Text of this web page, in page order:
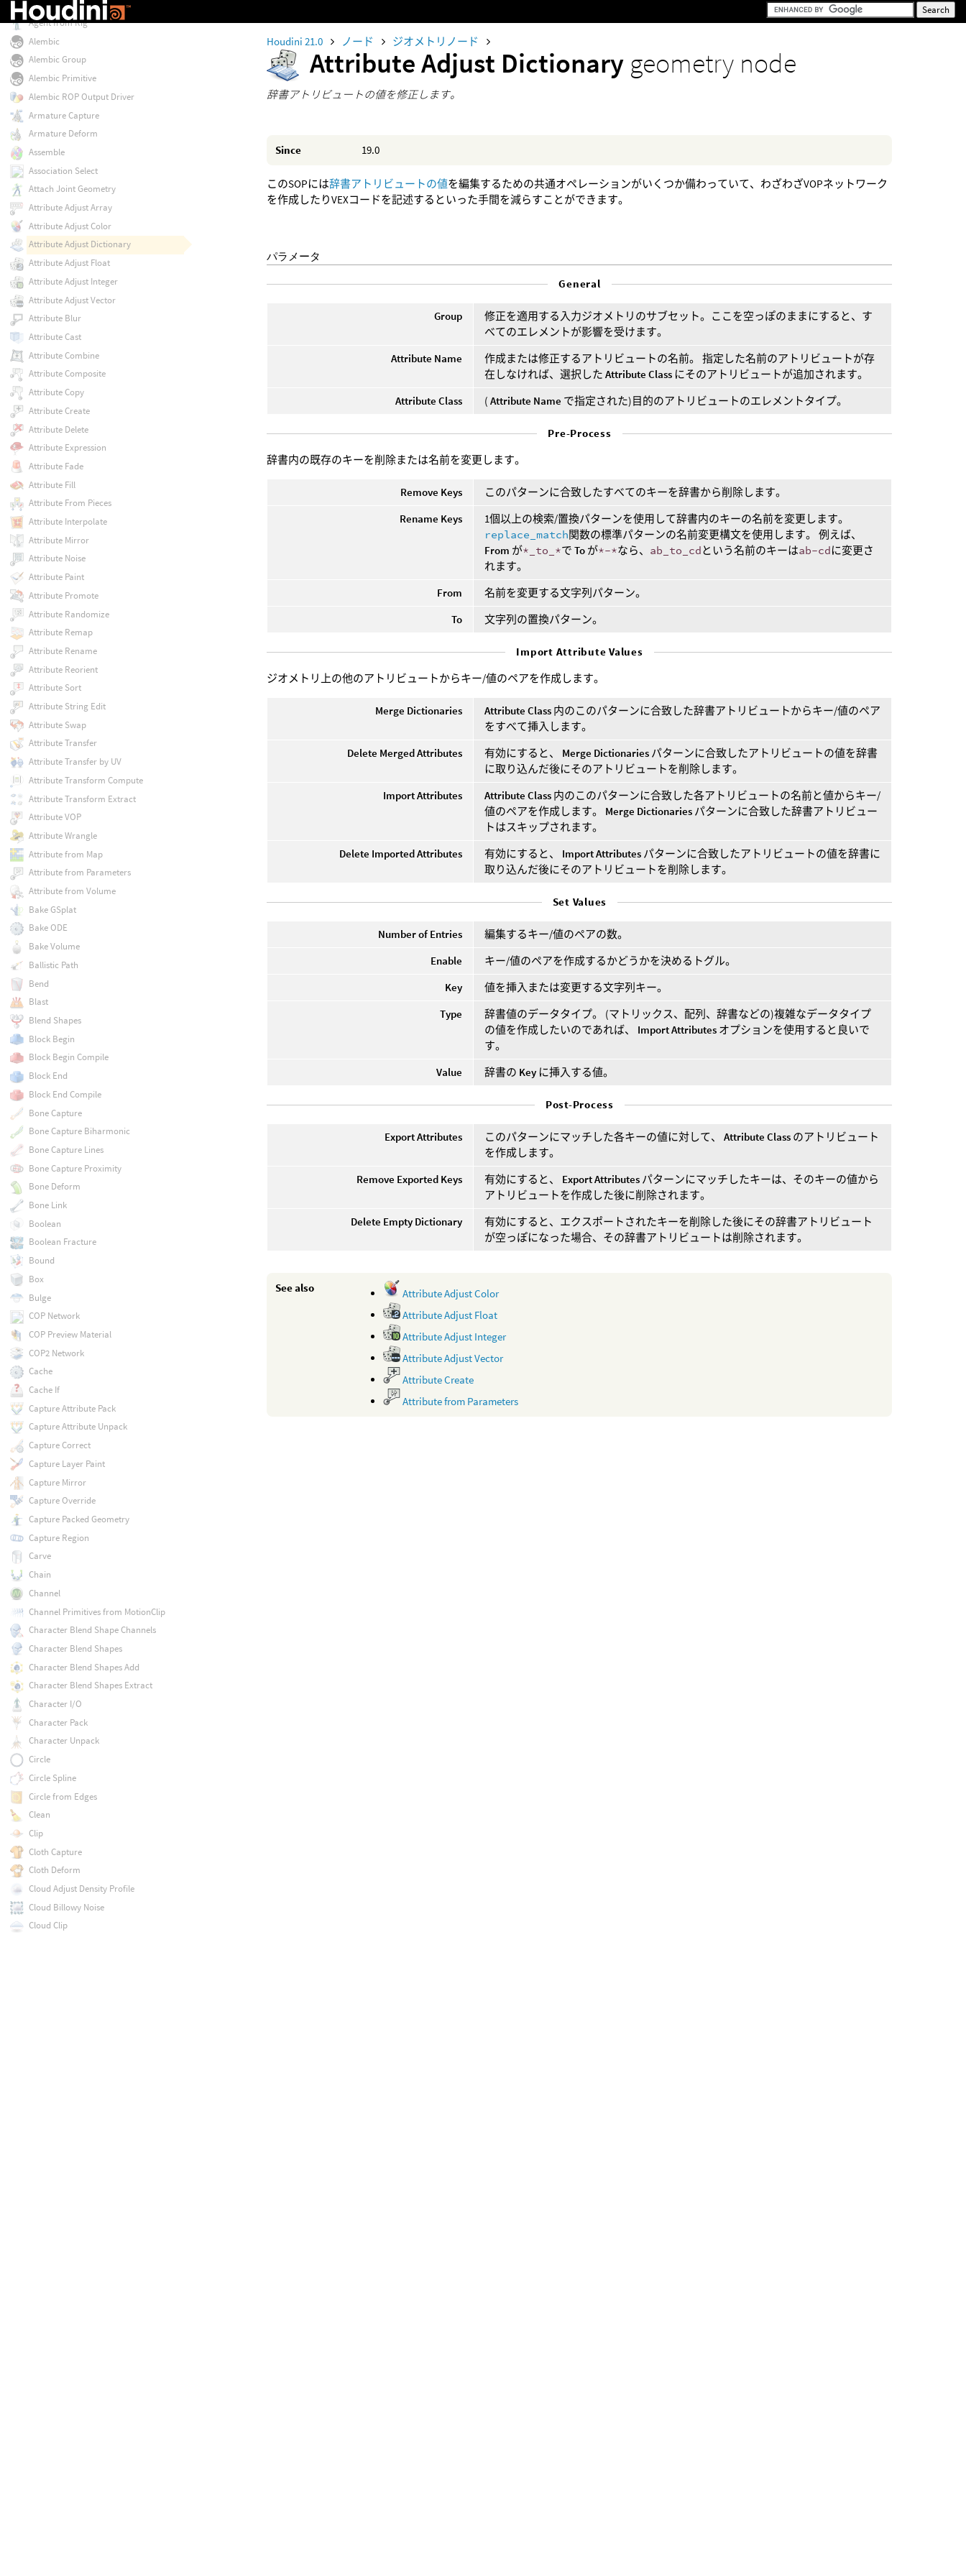
Houdini 21.0 ノード ジオメトリノード
Attribute Adjust Dictionary geometry node
辞書アトリビュートの値を修正します。
Since 19.0
このSOPには辞書アトリビュートの値を編集するための共通オペレーションがいくつか備わっていて、わざわざVOPネットワーク
を作成したりVEXコードを記述するといった手間を減らすことができます。
パラメータ
General
Group
修正を適用する入力ジオメトリのサブセット。ここを空っぽのままにすると、す
べてのエレメントが影響を受けます。
Attribute Name
作成または修正するアトリビュートの名前。 指定した名前のアトリビュートが存
在しなければ、選択したAttribute Class にそのアトリビュートが追加されます。
Attribute Class
(Attribute Name で指定された)目的のアトリビュートのエレメントタイプ。
Pre-Process
辞書内の既存のキーを削除または名前を変更します。
Remove Keys
このパターンに合致したすべてのキーを辞書から削除します。
Rename Keys
1個以上の検索/置換パターンを使用して辞書内のキーの名前を変更します。
replace_match関数の標準パターンの名前変更構文を使用します。 例えば、
From が*_to_*でTo が*-*なら、 ab_to_cdという名前のキーはab-cdに変更さ
れます。
From
名前を変更する文字列パターン。
To
文字列の置換パターン。
Import Attribute Values
ジオメトリ上の他のアトリビュートからキー/値のペアを作成します。
Merge Dictionaries Attribute Class 内のこのパターンに合致した辞書アトリビュートからキー/値のペア
をすべて挿入します。
Delete Merged Attributes
有効にすると、 Merge Dictionaries パターンに合致したアトリビュートの値を辞書
に取り込んだ後にそのアトリビュートを削除します。
Import Attributes
Attribute Class 内のこのパターンに合致した各アトリビュートの名前と値からキー/
値のペアを作成します。 Merge Dictionaries パターンに合致した辞書アトリビュー
トはスキップされます。
Delete Imported Attributes
有効にすると、 Import Attributes パターンに合致したアトリビュートの値を辞書に
取り込んだ後にそのアトリビュートを削除します。
Set Values
Number of Entries
編集するキー/値のペアの数。
Enable
キー/値のペアを作成するかどうかを決めるトグル。
Key
値を挿入または変更する文字列キー。
Type
辞書値のデータタイプ。 (マトリックス、配列、辞書などの)複雑なデータタイプ
の値を作成したいのであれば、 Import Attributes オプションを使用すると良いで
す。
Value
辞書の Key に挿入する値。
Post-Process
Export Attributes このパターンにマッチした各キーの値に対して、Attribute Class のアトリビュート
を作成します。
Remove Exported Keys
有効にすると、 Export Attributes パターンにマッチしたキーは、そのキーの値から
アトリビュートを作成した後に削除されます。
Delete Empty Dictionary
有効にすると、エクスポートされたキーを削除した後にその辞書アトリビュート
が空っぽになった場合、その辞書アトリビュートは削除されます。
See also
Attribute Adjust Color
Attribute Adjust Float
Attribute Adjust Integer
Attribute Adjust Vector
Attribute Create
Attribute from Parameters
Agent Vellum Unpack
Agent from Rig
Alembic
Alembic Group
Alembic Primitive
Alembic ROP Output Driver
Armature Capture
Armature Deform
Assemble
Association Select
Attach Joint Geometry
Attribute Adjust Array
Attribute Adjust Color
Attribute Adjust Dictionary
Attribute Adjust Float
Attribute Adjust Integer
Attribute Adjust Vector
Attribute Blur
Attribute Cast
Attribute Combine
Attribute Composite
Attribute Copy
Attribute Create
Attribute Delete
Attribute Expression
Attribute Fade
Attribute Fill
Attribute From Pieces
Attribute Interpolate
Attribute Mirror
Attribute Noise
Attribute Paint
Attribute Promote
Attribute Randomize
Attribute Remap
Attribute Rename
Attribute Reorient
Attribute Sort
Attribute String Edit
Attribute Swap
Attribute Transfer
Attribute Transfer by UV
Attribute Transform Compute
Attribute Transform Extract
Attribute VOP
Attribute Wrangle
Attribute from Map
Attribute from Parameters
Attribute from Volume
Bake GSplat
Bake ODE
Bake Volume
Ballistic Path
Bend
Blast
Blend Shapes
Block Begin
Block Begin Compile
Block End
Block End Compile
Bone Capture
Bone Capture Biharmonic
Bone Capture Lines
Bone Capture Proximity
Bone Deform
Bone Link
Boolean
Boolean Fracture
Bound
Box
Bulge
COP Network
COP Preview Material
COP2 Network
Cache
Cache If
Capture Attribute Pack
Capture Attribute Unpack
Capture Correct
Capture Layer Paint
Capture Mirror
Capture Override
Capture Packed Geometry
Capture Region
Carve
Chain
Channel
Channel Primitives from MotionClip
Character Blend Shape Channels
Character Blend Shapes
Character Blend Shapes Add
Character Blend Shapes Extract
Character I/O
Character Pack
Character Unpack
Circle
Circle Spline
Circle from Edges
Clean
Clip
Cloth Capture
Cloth Deform
Cloud Adjust Density Profile
Cloud Billowy Noise
Cloud Clip